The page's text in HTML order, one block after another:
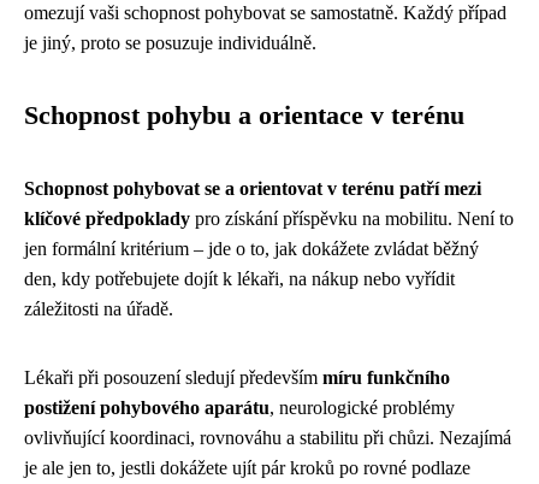
omezují vaši schopnost pohybovat se samostatně. Každý případ
je jiný, proto se posuzuje individuálně.
Schopnost pohybu a orientace v terénu
Schopnost pohybovat se a orientovat v terénu patří mezi
klíčové předpoklady pro získání příspěvku na mobilitu. Není to
jen formální kritérium – jde o to, jak dokážete zvládat běžný
den, kdy potřebujete dojít k lékaři, na nákup nebo vyřídit
záležitosti na úřadě.
Lékaři při posouzení sledují především míru funkčního
postižení pohybového aparátu, neurologické problémy
ovlivňující koordinaci, rovnováhu a stabilitu při chůzi. Nezajímá
je ale jen to, jestli dokážete ujít pár kroků po rovné podlaze